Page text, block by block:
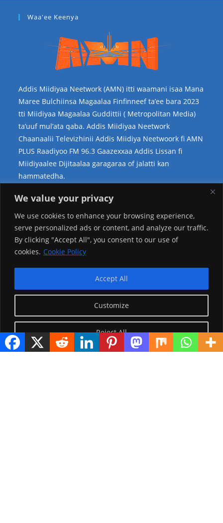
We value your privacy
We use cookies to enhance your browsing experience,
serve personalized ads or content, and analyze our traffic.
By clicking "Accept All", you consent to our use of
cookies. Cookie Policy
Customize
Reject All
Accept All
Waa'ee Keenya
Addis Miidiyaa Neetwork (AMN) itti waamani isaa Mana
Maree Bulchiinsa Magaalaa Finfinneef ta’ee bara 2023
tti Miidiyaa Magaalaa Guddittii ( Metropolitan Media)
ta’uuf mul’ata qaba. Addis Miidiyaa Neetwork
Chaanaalii Televizhinii Addis Miidiya Neetwoork fi AMN
PLUS Raadiyoo FM 96.3 Gaazexxaa Addis Lissan fi
Miidiyaalee Dijitaalaa garagaraa of jalatti kan
hammatedha.
Teessoo Keenya